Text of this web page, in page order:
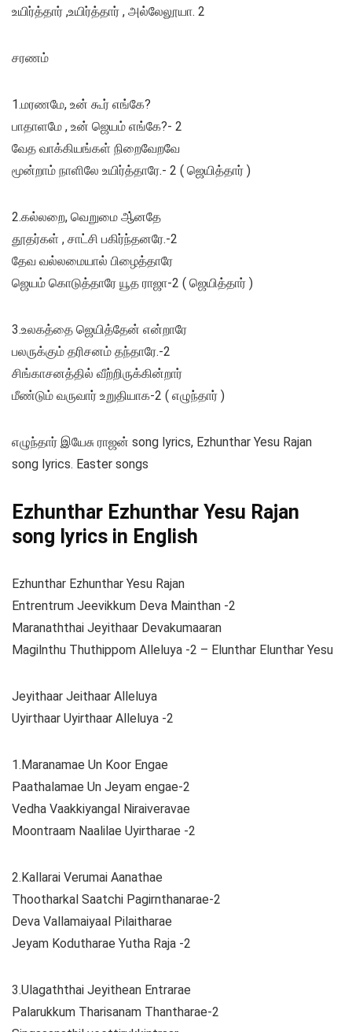
உயிர்த்தார் ,உயிர்த்தார் , அல்லேலூயா. 2
சரணம்
1.மரணமே, உன் கூர் எங்கே?
பாதாளமே , உன் ஜெயம் எங்கே?- 2
வேத வாக்கியங்கள் நிறைவேறவே
மூன்றாம் நாளிலே உயிர்த்தாரே.- 2 ( ஜெயித்தார் )
2.கல்லறை, வெறுமை ஆ்னதே
தூதர்கள் , சாட்சி பகிர்ந்தனரே.-2
தேவ வல்லமையால் பிழைத்தாரே
ஜெயம் கொடுத்தாரே யூத ராஜா-2 ( ஜெயித்தார் )
3.உலகத்தை ஜெயித்தேன் என்றாரே
பலருக்கும் தரிசனம் தந்தாரே.-2
சிங்காசனத்தில் வீற்றிருக்கின்றார்
மீண்டும் வருவார் உறுதியாக-2 ( எழுந்தார் )
எழுந்தார் இயேசு ராஜன் song lyrics, Ezhunthar Yesu Rajan
song lyrics. Easter songs
Ezhunthar Ezhunthar Yesu Rajan
song lyrics in English
Ezhunthar Ezhunthar Yesu Rajan
Entrentrum Jeevikkum Deva Mainthan -2
Maranaththai Jeyithaar Devakumaaran
Magilnthu Thuthippom Alleluya -2 – Elunthar Elunthar Yesu
Jeyithaar Jeithaar Alleluya
Uyirthaar Uyirthaar Alleluya -2
1.Maranamae Un Koor Engae
Paathalamae Un Jeyam engae-2
Vedha Vaakkiyangal Niraiveravae
Moontraam Naalilae Uyirtharae -2
2.Kallarai Verumai Aanathae
Thootharkal Saatchi Pagirnthanarae-2
Deva Vallamaiyaal Pilaitharae
Jeyam Kodutharae Yutha Raja -2
3.Ulagaththai Jeyithean Entrarae
Palarukkum Tharisanam Thantharae-2